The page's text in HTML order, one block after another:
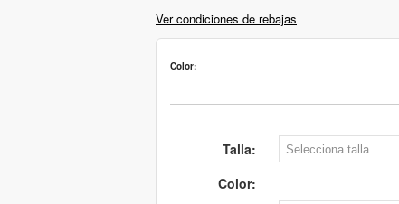
Ver condiciones de rebajas
Color:
Talla:
Color: